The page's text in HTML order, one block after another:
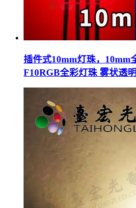
插件式10mm灯珠，10mm
F10RGB全彩灯珠 雾状透